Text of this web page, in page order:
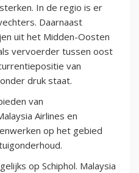
In de regio is er
Daarnaast
uit het Midden-Oosten
vervoerder tussen oost
van
druk staat.
van
Airlines en
op het gebied
op Schiphol. Malaysia